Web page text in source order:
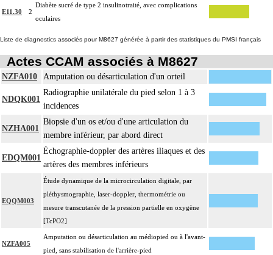
E11.30 2
Diabète sucré de type 2 insulinotraité, avec complications
oculaires
Liste de diagnostics associés pour M8627 générée à partir des statistiques du PMSI français
Actes CCAM associés à M8627
NZFA010 Amputation ou désarticulation d'un orteil
NDQK001
Radiographie unilatérale du pied selon 1 à 3
incidences
NZHA001
Biopsie d'un os et/ou d'une articulation du
membre inférieur, par abord direct
EDQM001
Échographie-doppler des artères iliaques et des
artères des membres inférieurs
EQQM003
Étude dynamique de la microcirculation digitale, par
pléthysmographie, laser-doppler, thermométrie ou
mesure transcutanée de la pression partielle en oxygène
[TcPO2]
NZFA005
Amputation ou désarticulation au médiopied ou à l'avant-
pied, sans stabilisation de l'arrière-pied